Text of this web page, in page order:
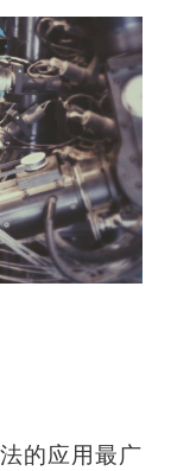
的应用最广